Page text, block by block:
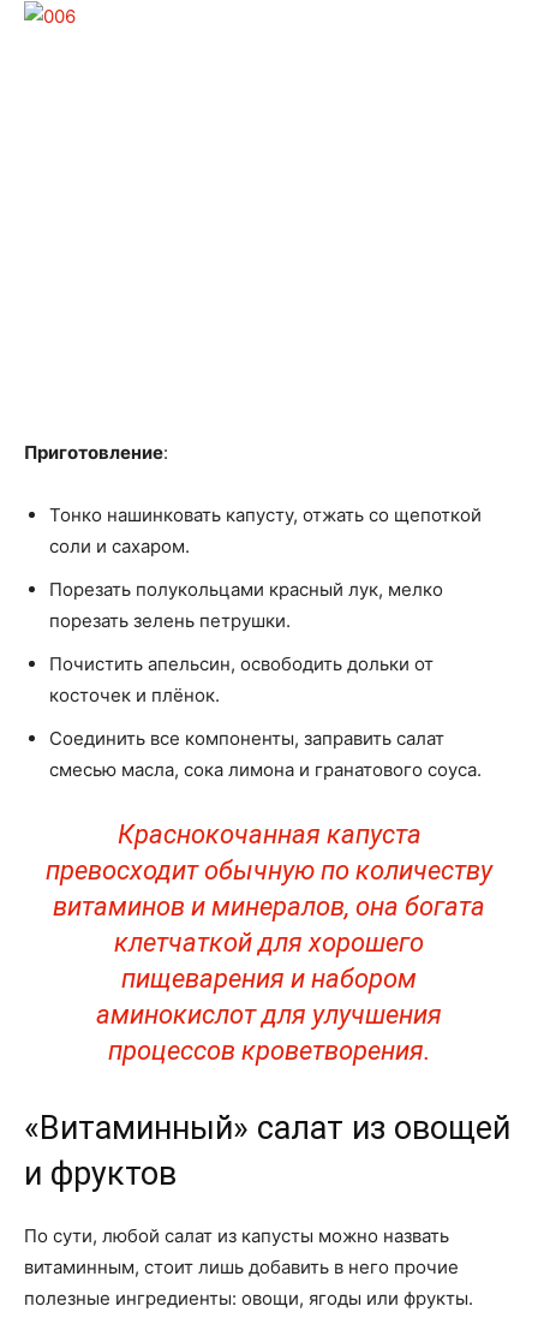
Приготовление:
Тонко нашинковать капусту, отжать со щепоткой
соли и сахаром.
Порезать полукольцами красный лук, мелко
порезать зелень петрушки.
Почистить апельсин, освободить дольки от
косточек и плёнок.
Соединить все компоненты, заправить салат
смесью масла, сока лимона и гранатового соуса.
Краснокочанная капуста
превосходит обычную по количеству
витаминов и минералов, она богата
клетчаткой для хорошего
пищеварения и набором
аминокислот для улучшения
процессов кроветворения.
«Витаминный» салат из овощей
и фруктов
По сути, любой салат из капусты можно назвать
витаминным, стоит лишь добавить в него прочие
полезные ингредиенты: овощи, ягоды или фрукты.